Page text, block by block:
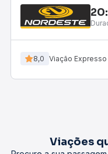
8,0 Viação
Viações